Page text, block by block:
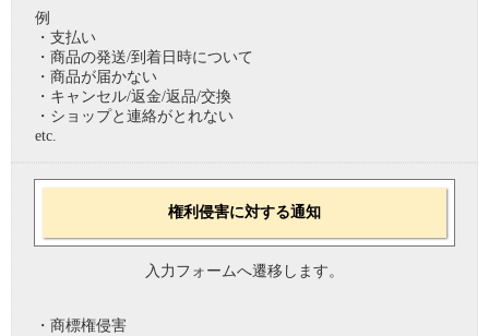
例
・支払い
・商品の発送/到着日時について
・商品が届かない
・キャンセル/返金/返品/交換
・ショップと連絡がとれない
etc.
権利侵害に対する通知
入力フォームへ遷移します。
・商標権侵害